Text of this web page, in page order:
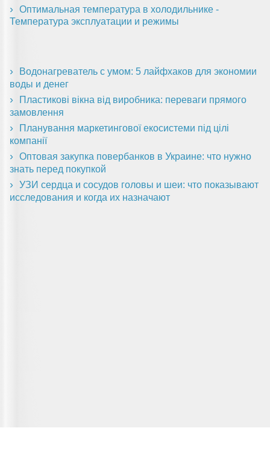
Оптимальная температура в холодильнике -
Температура эксплуатации и режимы
Водонагреватель с умом: 5 лайфхаков для экономии
воды и денег
Пластикові вікна від виробника: переваги прямого
замовлення
Планування маркетингової екосистеми під цілі
компанії
Оптовая закупка повербанков в Украине: что нужно
знать перед покупкой
УЗИ сердца и сосудов головы и шеи: что показывают
исследования и когда их назначают